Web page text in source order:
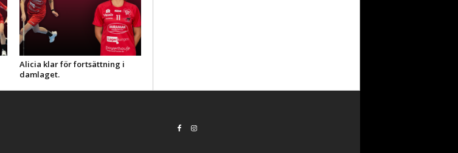
Alicia klar för fortsättning i
damlaget.